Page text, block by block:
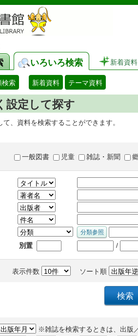
いろいろ検索 新着資料
検索 新着資料 テーマ資料
設定して探す
て、資料を検索することができます。
一般図書 児童 雑誌・新聞
別置 /
表示件数 ソート順
※雑誌を検索するときは、出版